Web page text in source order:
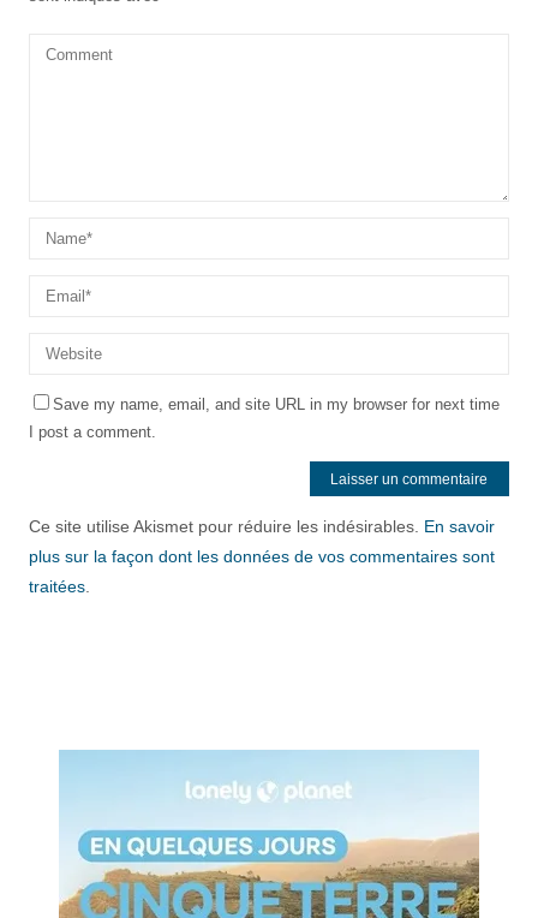
Save my name, email, and site URL in my browser for next time
I post a comment.
Ce site utilise Akismet pour réduire les indésirables. En savoir
plus sur la façon dont les données de vos commentaires sont
traitées.